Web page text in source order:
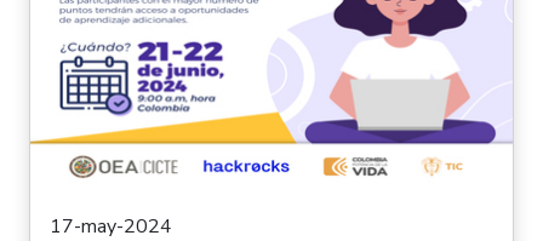
17-may-2024